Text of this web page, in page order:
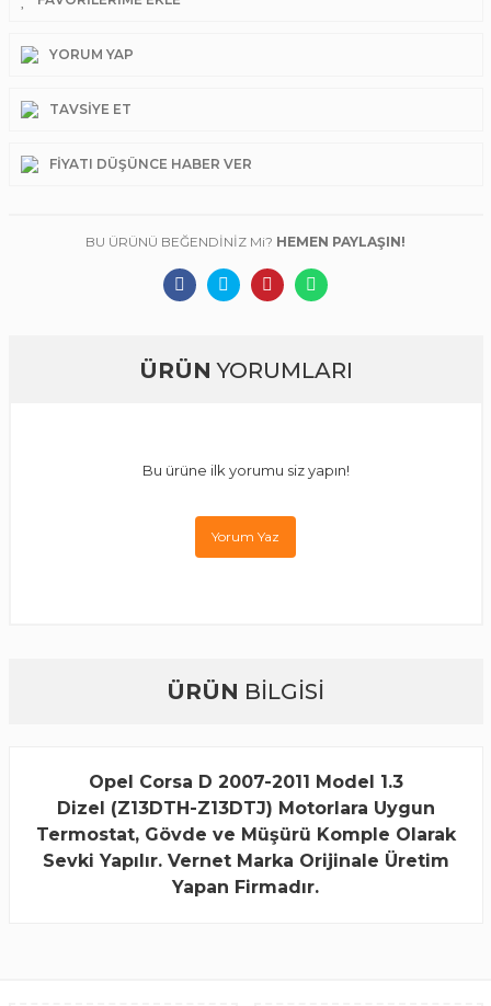
YORUM YAP
TAVSIYE ET
FIYATI DÜŞÜNCE HABER VER
BU ÜRÜNÜ BEĞENDİNİZ Mi? HEMEN PAYLAŞIN!
ÜRÜN YORUMLARI
Bu ürüne ilk yorumu siz yapın!
Yorum Yaz
ÜRÜN BİLGİSİ
Opel Corsa D 2007-2011 Model 1.3
Dizel (Z13DTH-Z13DTJ) Motorlara Uygun
Termostat, Gövde ve Müşürü Komple Olarak
Sevki Yapılır. Vernet Marka Orijinale Üretim
Yapan Firmadır.